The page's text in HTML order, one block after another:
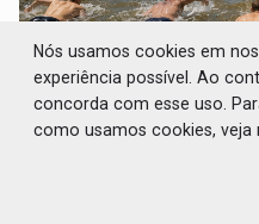
COLUNA SEMANAL:
candidatos ao
Nós usamos cookies em
experiência possível. Ao
concorda com esse uso.
como usamos cookies, veja